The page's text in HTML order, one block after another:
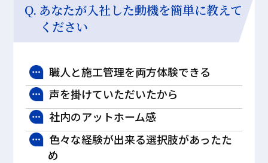
あなたが入社した動機を簡単に教えて
ください
職人と施工管理を両方体験できる
声を掛けていただいたから
社内のアットホーム感
色々な経験が出来る選択肢があったた
め